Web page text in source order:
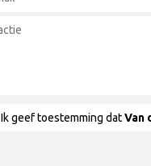
Ik geef toestemming datVan